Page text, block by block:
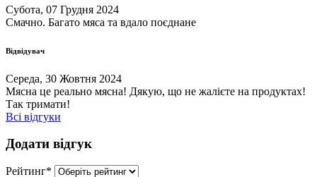
Субота, 07 Грудня 2024
Смачно. Багато мяса та вдало поєднане
Відвідувач
Середа, 30 Жовтня 2024
Мясна це реально мясна! Дякую, що не жалієте на продуктах!
Так тримати!
Всі відгуки
Додати відгук
Рейтинг*